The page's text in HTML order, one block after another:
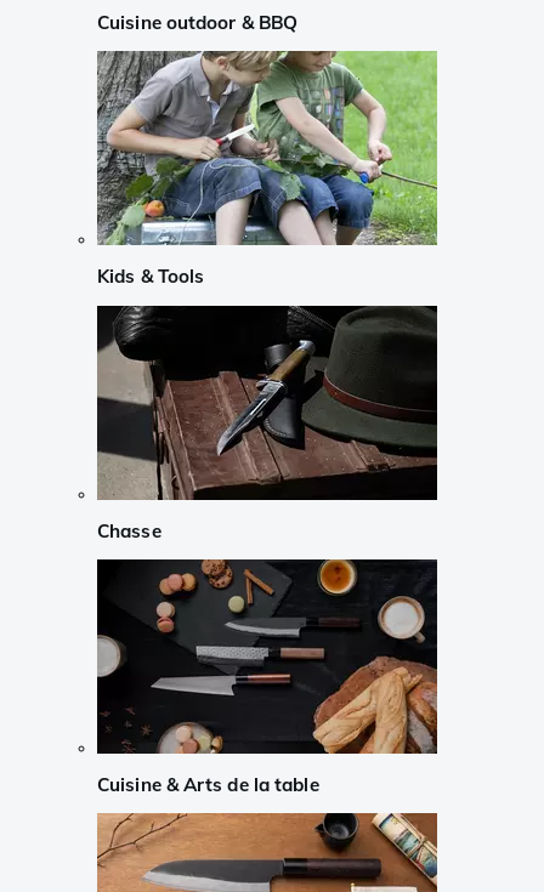
Cuisine outdoor & BBQ
Kids & Tools
Chasse
Cuisine & Arts de la table